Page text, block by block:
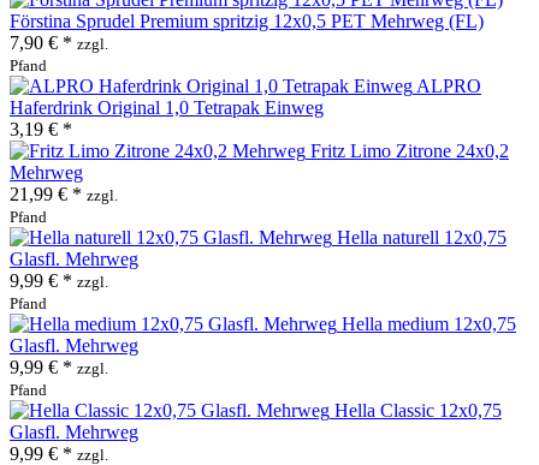
Förstina Sprudel Premium spritzig 12x0,5 PET Mehrweg (FL)
7,90 € * zzgl.
Pfand
ALPRO
Haferdrink Original 1,0 Tetrapak Einweg
3,19 € *
Fritz Limo Zitrone 24x0,2
Mehrweg
21,99 € * zzgl.
Pfand
Hella naturell 12x0,75
Glasfl. Mehrweg
9,99 € * zzgl.
Pfand
Hella medium 12x0,75
Glasfl. Mehrweg
9,99 € * zzgl.
Pfand
Hella Classic 12x0,75
Glasfl. Mehrweg
9,99 € * zzgl.